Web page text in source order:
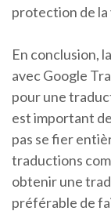
protection de la
En conclusion,
avec Google
pour une
est important
pas se fier
traductions
obtenir une
préférable de